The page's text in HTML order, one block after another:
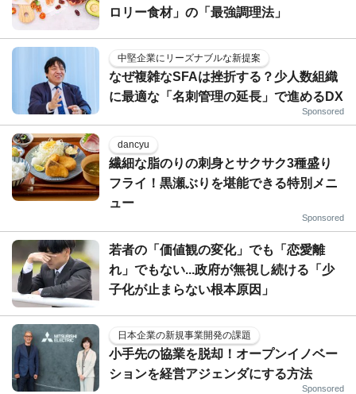
ロリー食材」の「最強調理法」
中堅企業にリーズナブルな新提案
なぜ複雑なSFAは挫折する？少人数組織
に最適な「名刺管理の延長」で進めるDX
Sponsored
dancyu
繊細な脂のりの刺身とサクサク3種盛り
フライ！黒瀬ぶりを堪能できる特別メニ
ュー
Sponsored
若者の「価値観の変化」でも「恋愛離
れ」でもない...政府が無視し続ける「少
子化が止まらない根本原因」
日本企業の新規事業開発の課題
小手先の協業を脱却！オープンイノベー
ションを経営アジェンダにする方法
Sponsored